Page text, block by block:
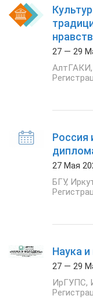
27 — 29
АлтГАКИ,
Россия
27 Мая
БГУ,
Наука
27 — 29
ИрГУПС,